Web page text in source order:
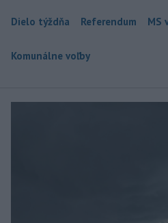
Dielo týždňa Referendum MS
Komunálne voľby